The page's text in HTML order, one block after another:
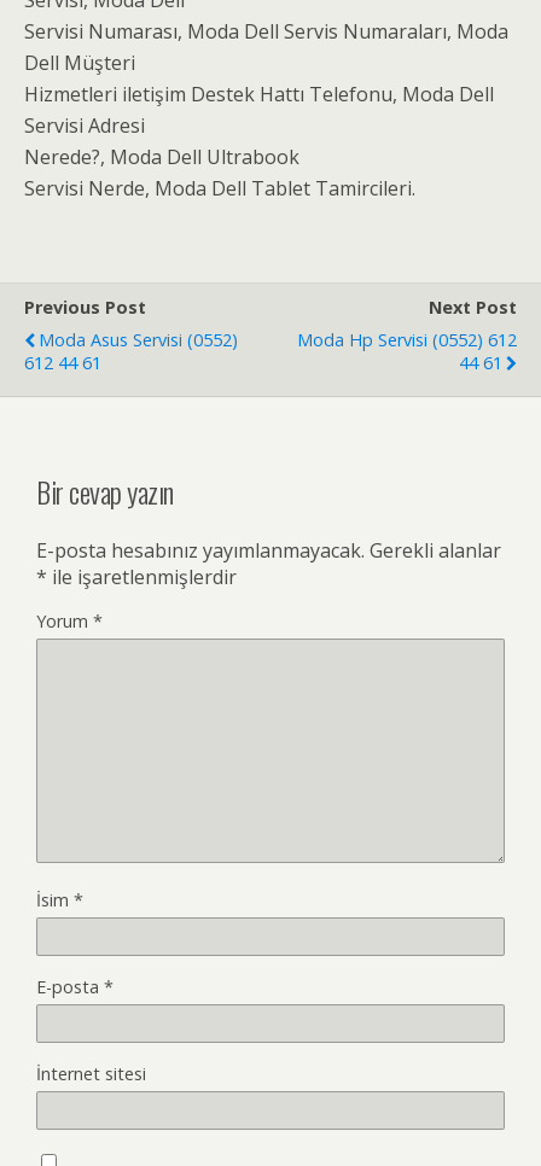
Servisi Numarası, Moda Dell Servis Numaraları, Moda
Dell Müşteri
Hizmetleri iletişim Destek Hattı Telefonu, Moda Dell
Servisi Adresi
Nerede?, Moda Dell Ultrabook
Servisi Nerde, Moda Dell Tablet Tamircileri.
Previous Post
Moda Asus Servisi (0552)
612 44 61
Next Post
Moda Hp Servisi (0552) 612
44 61
Bir cevap yazın
E-posta hesabınız yayımlanmayacak. Gerekli alanlar
* ile işaretlenmişlerdir
Yorum *
İsim *
E-posta *
İnternet sitesi